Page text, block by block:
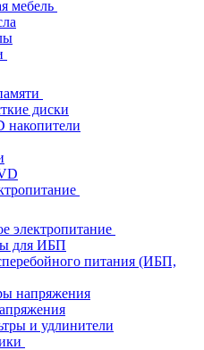
мебель
диски
накопители
электропитание
для ИБП
питания (ИБП,
напряжения
и удлинители